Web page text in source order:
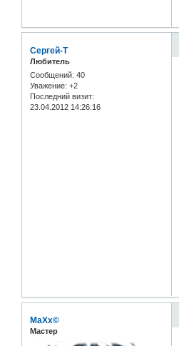
Сергей-Т
Любитель
Сообщений: 40
Уважение: +2
Последний визит:
23.04.2012 14:26:16
MaXx©
Мастер